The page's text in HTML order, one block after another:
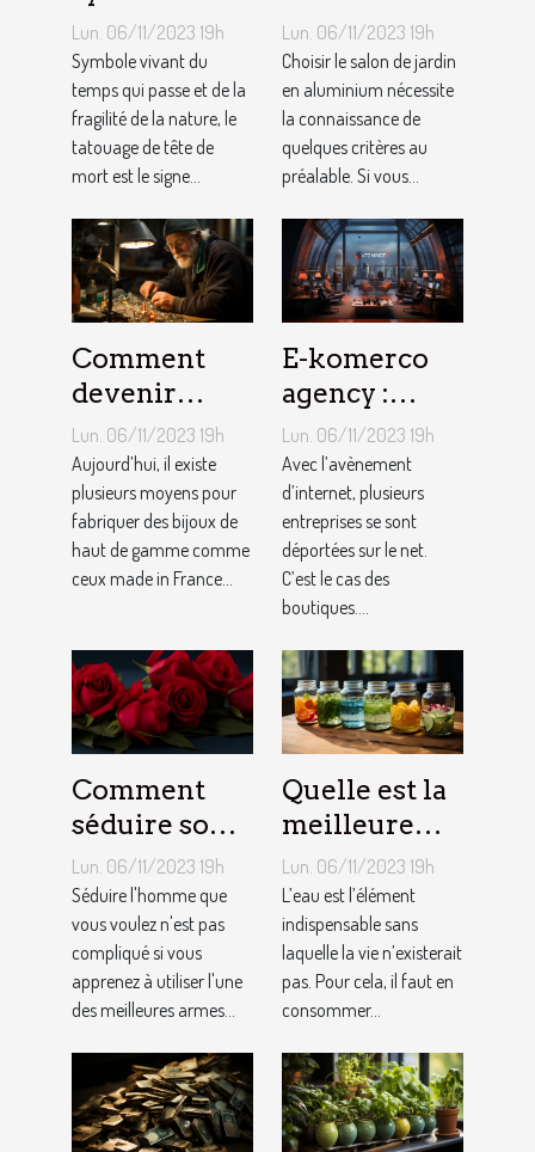
les Tatouages
Têtes de
Mort ?
Lun. 06/11/2023 19h
Symbole vivant du
temps qui passe et de la
fragilité de la nature, le
tatouage de tête de
mort est le signe...
d’un salon de
jardin en
aluminium ?
Lun. 06/11/2023 19h
Choisir le salon de jardin
en aluminium nécessite
la connaissance de
quelques critères au
préalable. Si vous...
Comment
devenir
bijoutier-
joaillier ?
Lun. 06/11/2023 19h
Aujourd’hui, il existe
plusieurs moyens pour
fabriquer des bijoux de
haut de gamme comme
ceux made in France...
E-komerco
agency :
qu’est-ce que
c’est ?
Lun. 06/11/2023 19h
Avec l’avènement
d’internet, plusieurs
entreprises se sont
déportées sur le net.
C’est le cas des
boutiques....
Comment
séduire son
homme ?
Lun. 06/11/2023 19h
Séduire l'homme que
vous voulez n'est pas
compliqué si vous
apprenez à utiliser l'une
des meilleures armes...
Quelle est la
meilleure
quantité
d’eau qu’il
faut au
quotidien ?
Lun. 06/11/2023 19h
L’eau est l’élément
indispensable sans
laquelle la vie n’existerait
pas. Pour cela, il faut en
consommer...